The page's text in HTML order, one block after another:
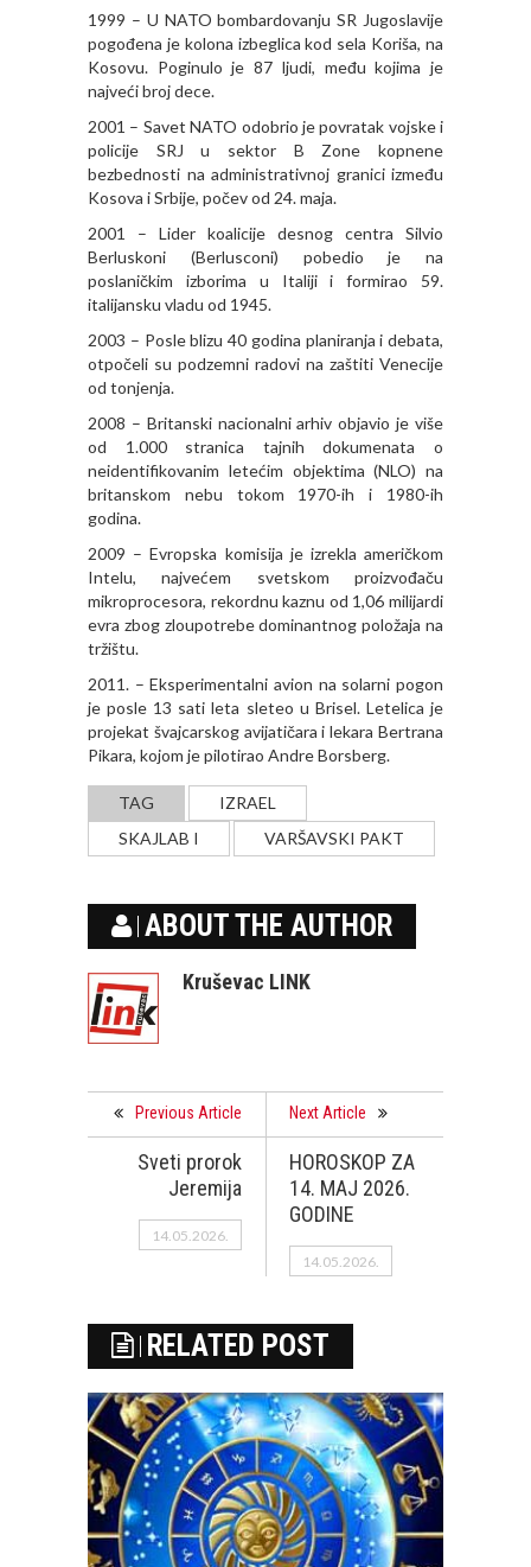
1999 – U NATO bombardovanju SR Jugoslavije
pogođena je kolona izbeglica kod sela Koriša, na
Kosovu. Poginulo je 87 ljudi, među kojima je
najveći broj dece.
2001 – Savet NATO odobrio je povratak vojske i
policije SRJ u sektor B Zone kopnene
bezbednosti na administrativnoj granici između
Kosova i Srbije, počev od 24. maja.
2001 – Lider koalicije desnog centra Silvio
Berluskoni (Berlusconi) pobedio je na
poslaničkim izborima u Italiji i formirao 59.
italijansku vladu od 1945.
2003 – Posle blizu 40 godina planiranja i debata,
otpočeli su podzemni radovi na zaštiti Venecije
od tonjenja.
2008 – Britanski nacionalni arhiv objavio je više
od 1.000 stranica tajnih dokumenata o
neidentifikovanim letećim objektima (NLO) na
britanskom nebu tokom 1970-ih i 1980-ih
godina.
2009 – Evropska komisija je izrekla američkom
Intelu, najvećem svetskom proizvođaču
mikroprocesora, rekordnu kaznu od 1,06 milijardi
evra zbog zloupotrebe dominantnog položaja na
tržištu.
2011. – Eksperimentalni avion na solarni pogon
je posle 13 sati leta sleteo u Brisel. Letelica je
projekat švajcarskog avijatičara i lekara Bertrana
Pikara, kojom je pilotirao Andre Borsberg.
TAG
IZRAEL
SKAJLAB I
VARŠAVSKI PAKT
ABOUT THE AUTHOR
Kruševac LINK
Previous Article
Sveti prorok
Jeremija
14.05.2026.
Next Article
HOROSKOP ZA
14. MAJ 2026.
GODINE
14.05.2026.
RELATED POST